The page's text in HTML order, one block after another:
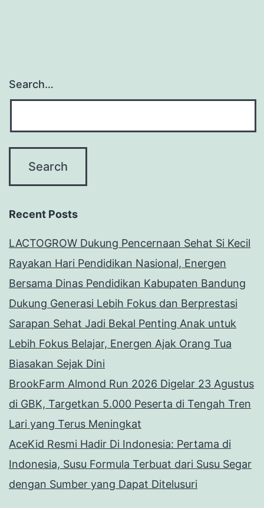
Search…
Recent Posts
LACTOGROW Dukung Pencernaan Sehat Si Kecil
Rayakan Hari Pendidikan Nasional, Energen
Bersama Dinas Pendidikan Kabupaten Bandung
Dukung Generasi Lebih Fokus dan Berprestasi
Sarapan Sehat Jadi Bekal Penting Anak untuk
Lebih Fokus Belajar, Energen Ajak Orang Tua
Biasakan Sejak Dini
BrookFarm Almond Run 2026 Digelar 23 Agustus
di GBK, Targetkan 5.000 Peserta di Tengah Tren
Lari yang Terus Meningkat
AceKid Resmi Hadir Di Indonesia: Pertama di
Indonesia, Susu Formula Terbuat dari Susu Segar
dengan Sumber yang Dapat Ditelusuri